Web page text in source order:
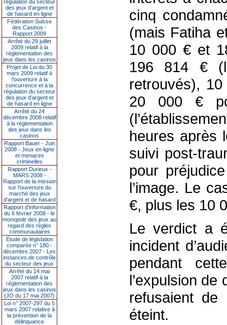
régulation du secteur
des jeux d’argent et
de hasard en ligne
Fédération Suisse
des Casinos -
Rapport 2009
Arrêté du 29 juillet
2009 relatif à la
réglementation des
jeux dans les casinos
Projet de Loi du 30
mars 2009 relatif à
l’ouverture à la
concurrence et à la
régulation du secteur
des jeux d’argent et
de hasard en ligne
Arrêté du 24
décembre 2008 relatif
à la réglementation
des jeux dans les
casinos
Rapport Bauer - Juin
2008 - Jeux en ligne
et menaces
criminelles
Rapport Durieux -
MARS 2008 -
Rapport de la mission
sur l’ouverture du
marché des jeux
d’argent et de hasard
Rapport d'information
du 6 février 2008 - le
monopole des jeux au
regard des règles
communautaires
Étude de législation
comparée n° 180 -
décembre 2007 - Les
instances de contrôle
du secteur des jeux
Arrêté du 14 mai
2007 relatif à la
réglementation des
jeux dans les casinos
(JO du 17 mai 2007)
Loi n° 2007-297 du 5
mars 2007 relative à
la prévention de la
délinquance
cinq
(mais Fatiha
10 000 € et
196 814 €
retrouvés),
20 000 €
heures après
suivi post-
pour
l’image. Le
€, plus les 10
Le verdict a
incident
pendant
l’expulsion de
refusaient de
éteint.